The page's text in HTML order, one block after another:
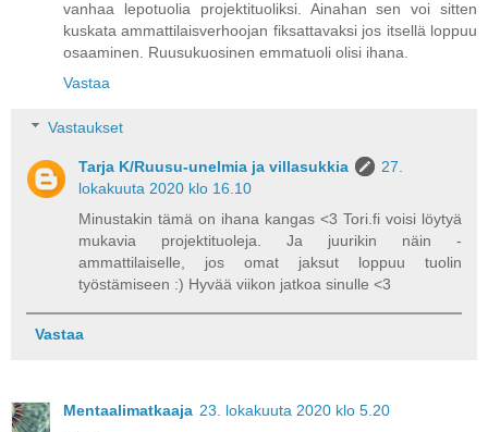
vanhaa lepotuolia projektituoliksi. Ainahan sen voi sitten
kuskata ammattilaisverhoojan fiksattavaksi jos itsellä loppuu
osaaminen. Ruusukuosinen emmatuoli olisi ihana.
Vastaa
Vastaukset
Tarja K/Ruusu-unelmia ja villasukkia
27.
lokakuuta 2020 klo 16.10
Minustakin tämä on ihana kangas <3 Tori.fi voisi löytyä
mukavia projektituoleja. Ja juurikin näin -
ammattilaiselle, jos omat jaksut loppuu tuolin
työstämiseen :) Hyvää viikon jatkoa sinulle <3
Vastaa
Mentaalimatkaaja 23. lokakuuta 2020 klo 5.20